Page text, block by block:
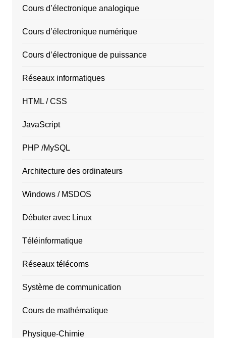
Cours d’électronique analogique
Cours d’électronique numérique
Cours d’électronique de puissance
Réseaux informatiques
HTML / CSS
JavaScript
PHP /MySQL
Architecture des ordinateurs
Windows / MSDOS
Débuter avec Linux
Téléinformatique
Réseaux télécoms
Système de communication
Cours de mathématique
Physique-Chimie